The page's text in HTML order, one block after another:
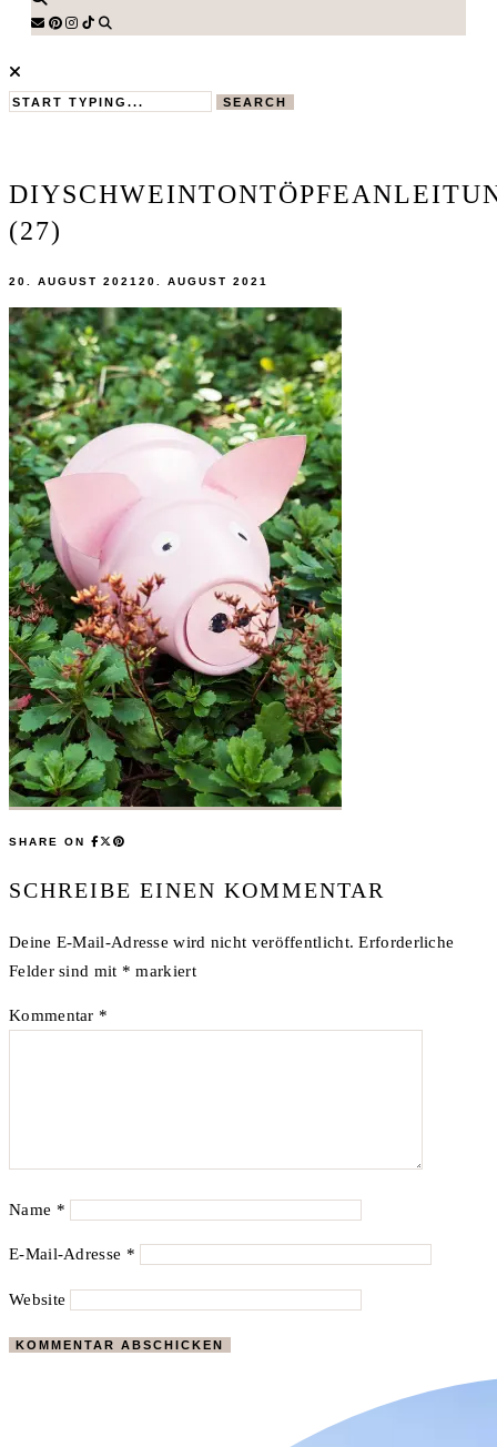
SEARCH
(27)
20. AUGUST 2021 20. AUGUST 2021
SHARE ON
SCHREIBE EINEN KOMMENTAR
Deine E-Mail-Adresse wird nicht veröffentlicht. Erforderliche
Felder sind mit * markiert
Kommentar *
Name *
E-Mail-Adresse *
Website